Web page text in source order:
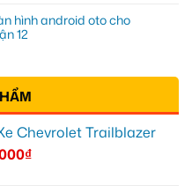
hình android oto cho
12
Chevrolet Trailblazer
₫